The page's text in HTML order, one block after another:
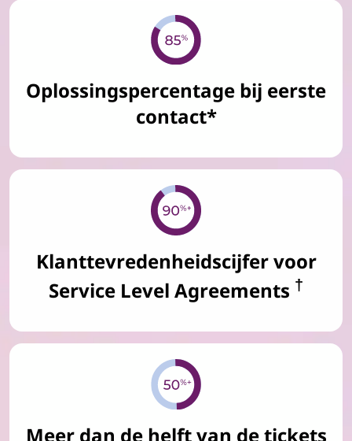
Oplossingspercentage bij eerste
contact*
Klanttevredenheidscijfer voor
Service Level Agreements †
Meer dan de helft van de tickets